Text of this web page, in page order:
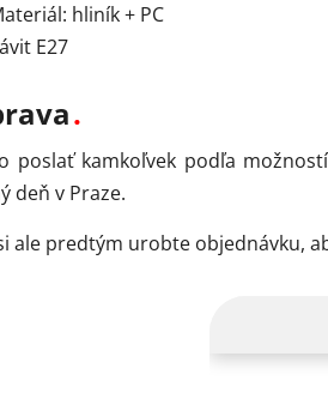
hliník + PC
E27
poslať kamkoľvek podľa
deň v Praze.
ale predtým urobte objednávku,